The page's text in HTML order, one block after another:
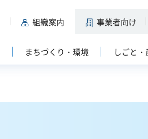
組織案内 事業者向け
まちづくり・環境 しごと